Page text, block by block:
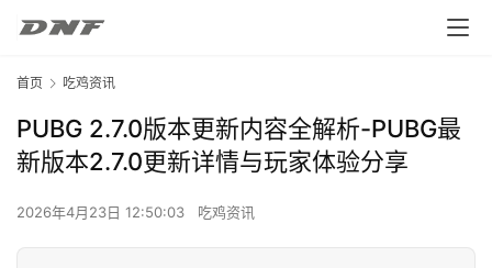
首页 吃鸡资讯
PUBG 2.7.0版本更新内容全解析-PUBG最
新版本2.7.0更新详情与玩家体验分享
2026年4月23日 12:50:03 吃鸡资讯